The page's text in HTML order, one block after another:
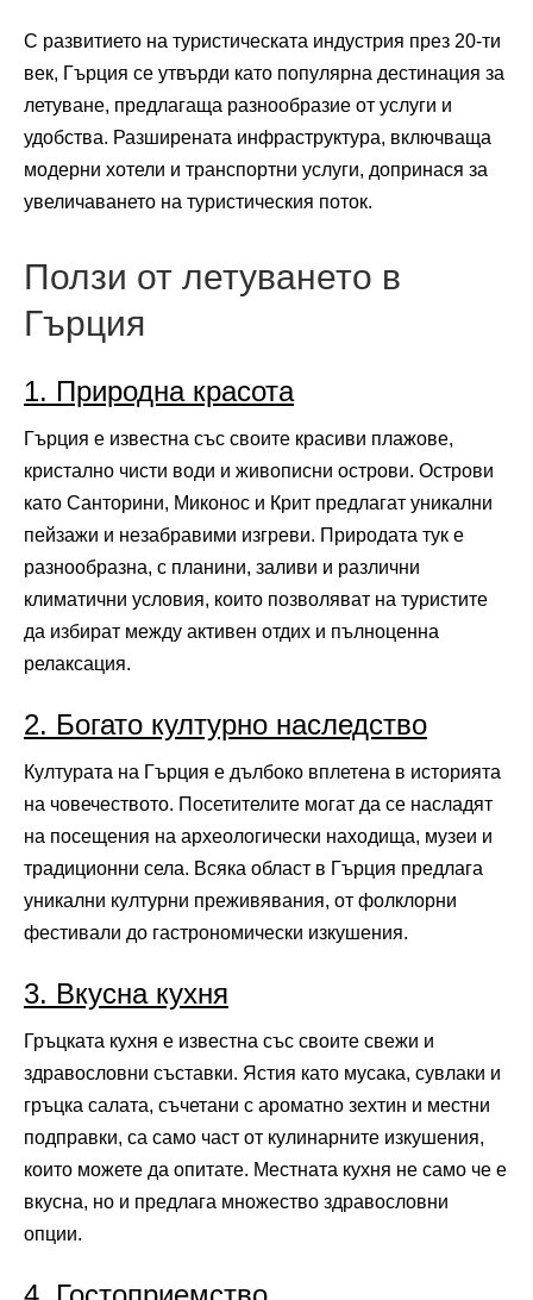
С развитието на туристическата индустрия през 20-ти
век, Гърция се утвърди като популярна дестинация за
летуване, предлагаща разнообразие от услуги и
удобства. Разширената инфраструктура, включваща
модерни хотели и транспортни услуги, допринася за
увеличаването на туристическия поток.
Ползи от летуването в
Гърция
1. Природна красота
Гърция е известна със своите красиви плажове,
кристално чисти води и живописни острови. Острови
като Санторини, Миконос и Крит предлагат уникални
пейзажи и незабравими изгреви. Природата тук е
разнообразна, с планини, заливи и различни
климатични условия, които позволяват на туристите
да избират между активен отдих и пълноценна
релаксация.
2. Богато културно наследство
Културата на Гърция е дълбоко вплетена в историята
на човечеството. Посетителите могат да се насладят
на посещения на археологически находища, музеи и
традиционни села. Всяка област в Гърция предлага
уникални културни преживявания, от фолклорни
фестивали до гастрономически изкушения.
3. Вкусна кухня
Гръцката кухня е известна със своите свежи и
здравословни съставки. Ястия като мусака, сувлаки и
гръцка салата, съчетани с ароматно зехтин и местни
подправки, са само част от кулинарните изкушения,
които можете да опитате. Местната кухня не само че е
вкусна, но и предлага множество здравословни
опции.